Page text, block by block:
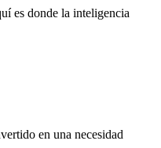
es donde la inteligencia
en una necesidad